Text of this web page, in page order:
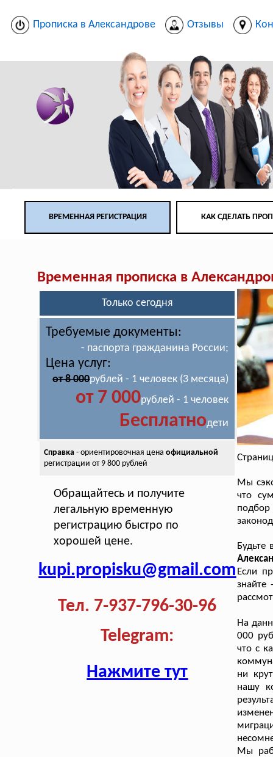
Прописка в Александрове Отзывы
ВРЕМЕННАЯ РЕГИСТРАЦИЯ КАК СДЕЛАТЬ
Временная прописка в
Только сегодня
Требуемые документы:
- паспорта гражданина России;
Цена услуг:
от 8 000рублей - 1 человек (3 месяца)
от 7 000рублей - 1 человек
Бесплатнодети
Справка- ориентировочная цена официальной
регистрации от 9 800 рублей
Обращайтесь и получите
легальную временную
регистрацию быстро по
хорошей цене.
kupi.propisku@gmail.com
Тел. 7-937-796-30-96
Telegram:
Нажмите тут
Мы
что
Если
знайте
На
000
что с
ни
нашу
Мы